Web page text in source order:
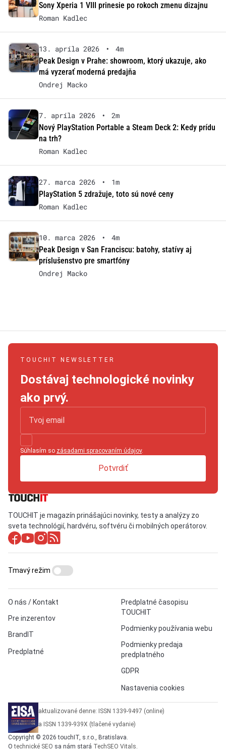
Sony Xperia 1 VIII prinesie po rokoch zmenu dizajnu
Roman Kadlec
13. apríla 2026 •
4m
Peak Design v Prahe: showroom, ktorý ukazuje, ako
má vyzerať moderná predajňa
Ondrej Macko
7. apríla 2026 •
2m
Nový PlayStation Portable a Steam Deck 2: Kedy prídu
na trh?
Roman Kadlec
27. marca 2026 •
1m
PlayStation 5 zdražuje, toto sú nové ceny
Roman Kadlec
10. marca 2026 •
4m
Peak Design v San Franciscu: batohy, statívy aj
príslušenstvo pre smartfóny
Ondrej Macko
TOUCHIT NEWSLETTER
Dostávaj technologické novinky
ako prvý.
Súhlasím so zásadami spracovaním údajov.
Potvrdiť
TOUCHIT je magazín prinášajúci novinky, testy a analýzy zo
sveta technológií, hardvéru, softvéru či mobilných operátorov.
O nás / Kontakt
Pre inzerentov
BrandIT
Predplatné
Predplatné časopisu
TOUCHIT
Podmienky používania webu
Podmienky predaja
predplatného
GDPR
Nastavenia cookies
Tmavý režim
aktualizované denne: ISSN 1339-9497 (online)
a ISSN 1339-939X (tlačené vydanie)
Copyright © 2026 touchIT, s.r.o., Bratislava.
Otechnické SEO sa nám stará TechSEO Vitals.